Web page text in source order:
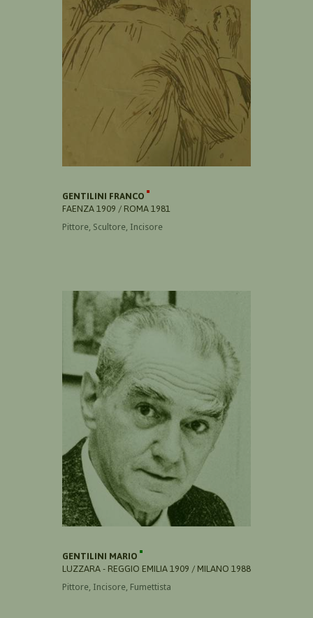
GENTILINI FRANCO
FAENZA 1909 / ROMA 1981
Pittore, Scultore, Incisore
GENTILINI MARIO
LUZZARA - REGGIO EMILIA 1909 / MILANO 1988
Pittore, Incisore, Fumettista